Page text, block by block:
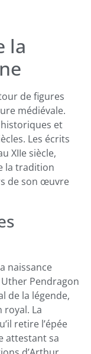
la
de figures
médiévale.
et
Les écrits
XIIe siècle,
la tradition
de son œuvre
naissance
Pendragon
de la légende,
royal. La
retire l’épée
attestant sa